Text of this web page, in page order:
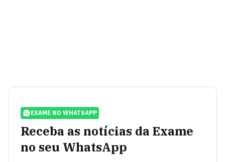
EXAME NO WHATSAPP
Receba as notícias da Exame
no seu WhatsApp